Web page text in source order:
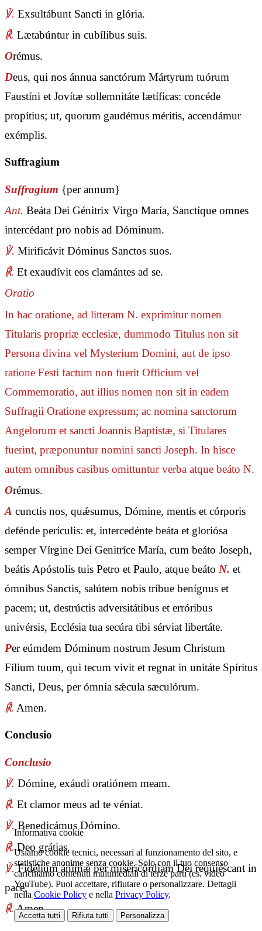
℣. Exsultábunt Sancti in glória.
℟. Lætabúntur in cubílibus suis.
Orémus.
Deus, qui nos ánnua sanctórum Mártyrum tuórum
Faustíni et Jovítæ sollemnitáte lætíficas: concéde
propítius; ut, quorum gaudémus méritis, accendámur
exémplis.
Suffragium
Suffragium {per annum}
Ant. Beáta Dei Génitrix Virgo María, Sanctíque omnes
intercédant pro nobis ad Dóminum.
℣. Mirificávit Dóminus Sanctos suos.
℟. Et exaudívit eos clamántes ad se.
Oratio
In hac oratione, ad litteram N. exprimitur nomen
Titularis propriæ ecclesiæ, dummodo Titulus non sit
Persona divina vel Mysterium Domini, aut de ipso
ratione Festi factum non fuerit Officium vel
Commemoratio, aut illius nomen non sit in eadem
Suffragii Oratione expressum; ac nomina sanctorum
Angelorum et sancti Joannis Baptistæ, si Titulares
fuerint, præponuntur nomini sancti Joseph. In hisce
autem omnibus casibus omittuntur verba atque beáto N.
Orémus.
A cunctis nos, quǽsumus, Dómine, mentis et córporis
defénde perículis: et, intercedénte beáta et gloriósa
semper Vírgine Dei Genitríce María, cum beáto Joseph,
beátis Apóstolis tuis Petro et Paulo, atque beáto N. et
ómnibus Sanctis, salútem nobis tríbue benígnus et
pacem; ut, destrúctis adversitátibus et erróribus
univérsis, Ecclésia tua secúra tibi sérviat libertáte.
Per eúmdem Dóminum nostrum Jesum Christum
Fílium tuum, qui tecum vivit et regnat in unitáte Spíritus
Sancti, Deus, per ómnia sǽcula sæculórum.
℟. Amen.
Conclusio
Conclusio
℣. Dómine, exáudi oratiónem meam.
℟. Et clamor meus ad te véniat.
℣. Benedicámus Dómino.
℟.Deo grátias.
℣.Fidélium ánimæ per misericórdiam Dei requiéscant in
pace.
℟.Amen.
Informativa cookie
Usiamo cookie tecnici, necessari al funzionamento del sito, e
statistiche anonime senza cookie. Solo con il tuo consenso
carichiamo contenuti multimediali di terze parti (es. video
YouTube). Puoi accettare, rifiutare o personalizzare. Dettagli
nella Cookie Policy e nella Privacy Policy.
Accetta tutti Rifiuta tutti Personalizza